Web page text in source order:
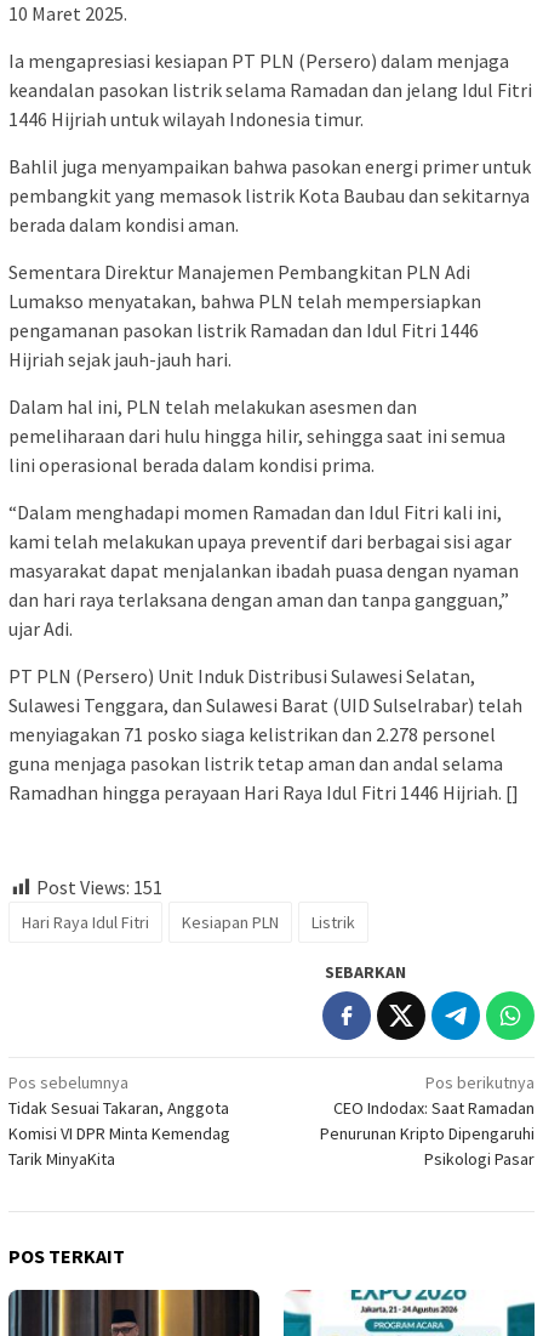
10 Maret 2025.
Ia mengapresiasi kesiapan PT PLN (Persero) dalam menjaga
keandalan pasokan listrik selama Ramadan dan jelang Idul Fitri
1446 Hijriah untuk wilayah Indonesia timur.
Bahlil juga menyampaikan bahwa pasokan energi primer untuk
pembangkit yang memasok listrik Kota Baubau dan sekitarnya
berada dalam kondisi aman.
Sementara Direktur Manajemen Pembangkitan PLN Adi
Lumakso menyatakan, bahwa PLN telah mempersiapkan
pengamanan pasokan listrik Ramadan dan Idul Fitri 1446
Hijriah sejak jauh-jauh hari.
Dalam hal ini, PLN telah melakukan asesmen dan
pemeliharaan dari hulu hingga hilir, sehingga saat ini semua
lini operasional berada dalam kondisi prima.
“Dalam menghadapi momen Ramadan dan Idul Fitri kali ini,
kami telah melakukan upaya preventif dari berbagai sisi agar
masyarakat dapat menjalankan ibadah puasa dengan nyaman
dan hari raya terlaksana dengan aman dan tanpa gangguan,”
ujar Adi.
PT PLN (Persero) Unit Induk Distribusi Sulawesi Selatan,
Sulawesi Tenggara, dan Sulawesi Barat (UID Sulselrabar) telah
menyiagakan 71 posko siaga kelistrikan dan 2.278 personel
guna menjaga pasokan listrik tetap aman dan andal selama
Ramadhan hingga perayaan Hari Raya Idul Fitri 1446 Hijriah. []
Post Views: 151
Hari Raya Idul Fitri Kesiapan PLN Listrik
SEBARKAN
Navigasi
pos
Pos sebelumnya
Tidak Sesuai Takaran, Anggota
Komisi VI DPR Minta Kemendag
Tarik MinyaKita
Pos berikutnya
CEO Indodax: Saat Ramadan
Penurunan Kripto Dipengaruhi
Psikologi Pasar
POS TERKAIT